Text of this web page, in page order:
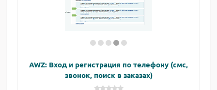
AWZ: Вход и регистрация по телефону (смс,
звонок, поиск в заказах)